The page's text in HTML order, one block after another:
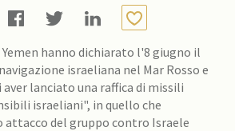
hanno dichiarato l'8 giugno il
israeliana nel Mar Rosso e
lanciato una raffica di missili
israeliani", in quello che
del gruppo contro Israele